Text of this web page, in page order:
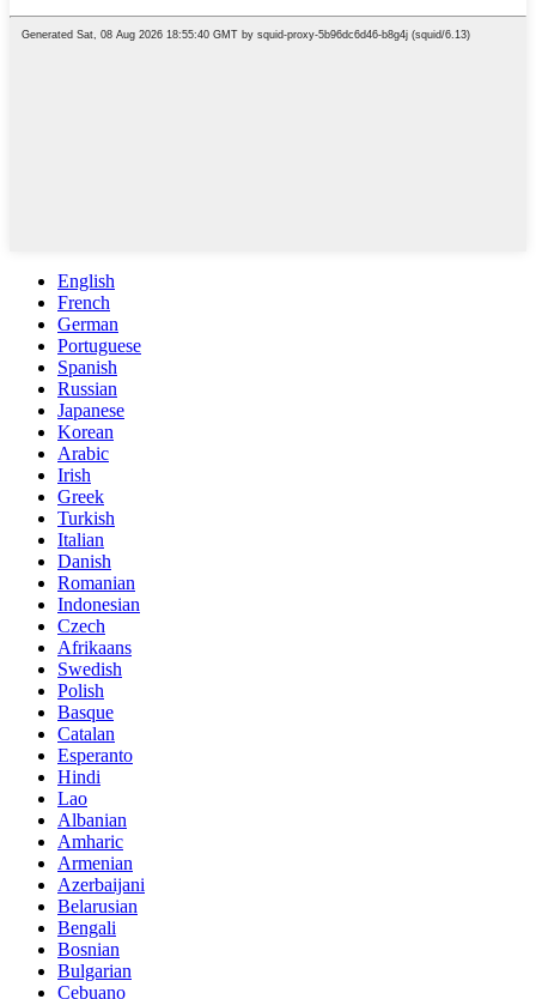
English
French
German
Portuguese
Spanish
Russian
Japanese
Korean
Arabic
Irish
Greek
Turkish
Italian
Danish
Romanian
Indonesian
Czech
Afrikaans
Swedish
Polish
Basque
Catalan
Esperanto
Hindi
Lao
Albanian
Amharic
Armenian
Azerbaijani
Belarusian
Bengali
Bosnian
Bulgarian
Cebuano